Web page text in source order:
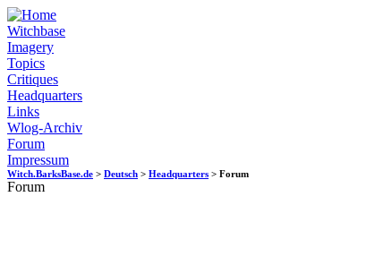
Witchbase
Imagery
Topics
Critiques
Headquarters
Links
Wlog-Archiv
Forum
Impressum
Witch.BarksBase.de > Deutsch > Headquarters > Forum
Forum